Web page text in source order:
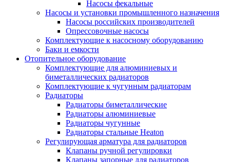
Насосы фекальные
Насосы и установки промышленного назначения
Насосы российских производителей
Опрессовочные насосы
Комплектующие к насосному оборудованию
Баки и емкости
Отопительное оборудование
Комплектующие для алюминиевых и
биметаллических радиаторов
Комплектующие к чугунным радиаторам
Радиаторы
Радиаторы биметаллические
Радиаторы алюминиевые
Радиаторы чугунные
Радиаторы стальные Heaton
Регулирующая арматура для радиаторов
Клапаны ручной регулировки
Клапаны запорные для радиаторов